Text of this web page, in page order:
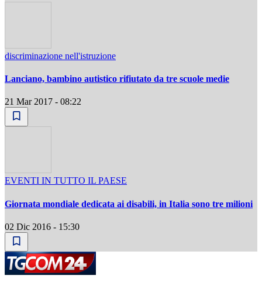
discriminazione nell'istruzione
Lanciano, bambino autistico rifiutato da tre scuole medie
21 Mar 2017 - 08:22
EVENTI IN TUTTO IL PAESE
Giornata mondiale dedicata ai disabili, in Italia sono tre milioni
02 Dic 2016 - 15:30